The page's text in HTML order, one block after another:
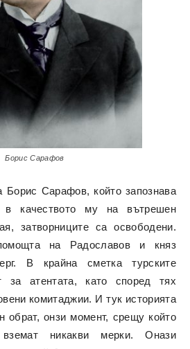
Борис Сарафов
Борис Сарафов, който запознава
в качеството му на вътрешен
затворниците са освободени.
на Радославов и княз
В крайна сметка турските
за атентата, като според тях
комитаджии. И тук историята
обрат, онзи момент, срещу който
никакви мерки. Онази